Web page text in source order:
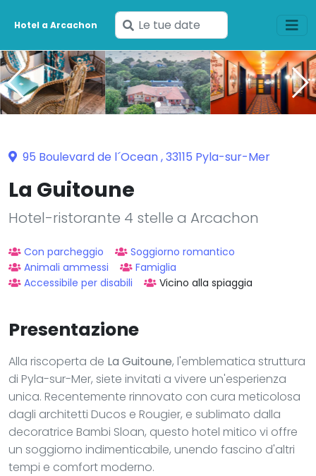
Hotel a Arcachon
Inserisci
le
tue
date
95 Boulevard de l´Ocean , 33115 Pyla-sur-Mer
La Guitoune
Hotel-ristorante 4 stelle a Arcachon
Con parcheggio
Soggiorno romantico
Animali ammessi
Famiglia
Accessibile per disabili
Vicino alla spiaggia
Presentazione
Alla riscoperta de La Guitoune, l'emblematica struttura
di Pyla-sur-Mer, siete invitati a vivere un'esperienza
unica. Recentemente rinnovato con cura meticolosa
dagli architetti Ducos e Rougier, e sublimato dalla
decoratrice Bambi Sloan, questo hotel mitico vi offre
un soggiorno indimenticabile, unendo fascino d'altri
tempi e comfort moderno.